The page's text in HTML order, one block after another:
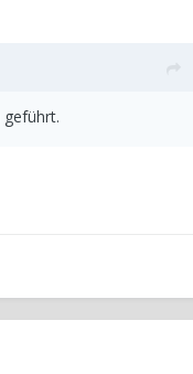
geführt.